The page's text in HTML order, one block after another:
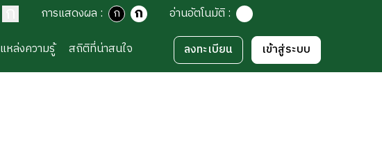
ก การแสดงผล : ก ก อ่านอัตโนมัติ:
แหล่งความรู้ สถิติที่น่าสนใจ ลงทะเบียน เข้าสู่ระบบ